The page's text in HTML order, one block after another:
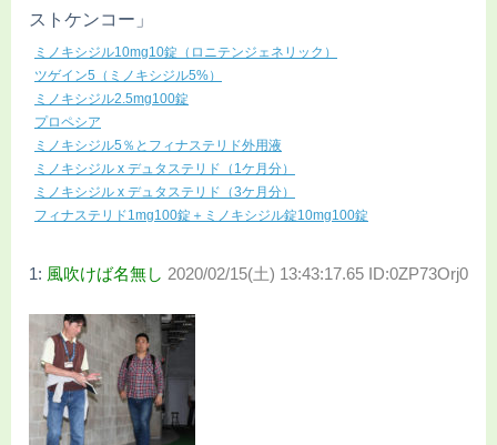
ストケンコー」
ミノキシジル10mg10錠（ロニテンジェネリック）
ツゲイン5（ミノキシジル5%）
ミノキシジル2.5mg100錠
プロペシア
ミノキシジル5％とフィナステリド外用液
ミノキシジル x デュタステリド（1ケ月分）
ミノキシジル x デュタステリド（3ケ月分）
フィナステリド1mg100錠＋ミノキシジル錠10mg100錠
1: 風吹けば名無し 2020/02/15(土) 13:43:17.65 ID:0ZP73Orj0